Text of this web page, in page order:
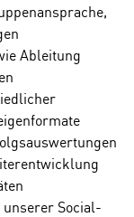
Ableitung
Social-